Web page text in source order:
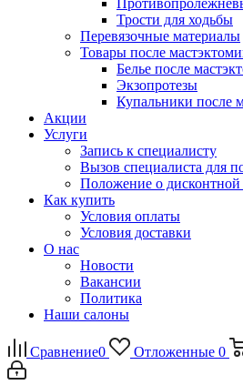
Трости для ходьбы
Перевязочные материалы
Товары после
Белье после
Экзопротезы
Купальники после
Акции
Услуги
Запись к специалисту
Вызов специалиста для
Положение о
Как купить
Условия оплаты
Условия доставки
О нас
Новости
Вакансии
Политика
Наши салоны
Сравнение0 Отложенные 0